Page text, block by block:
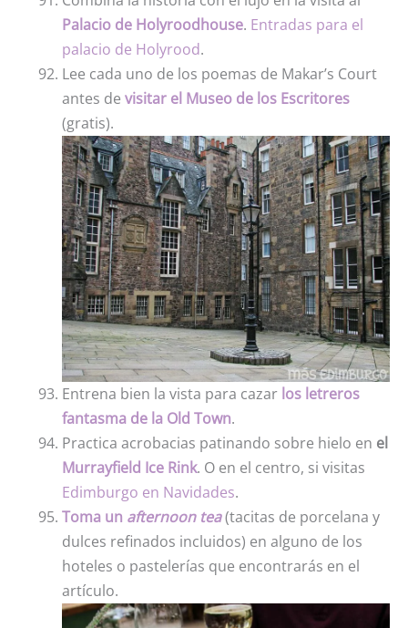
Palacio de Holyroodhouse. Entradas para el
palacio de Holyrood.
Lee cada uno de los poemas de Makar’s Court
antes de visitar el Museo de los Escritores
(gratis).
Entrena bien la vista para cazar los letreros
fantasma de la Old Town.
Practica acrobacias patinando sobre hielo en el
Murrayfield Ice Rink. O en el centro, si visitas
Edimburgo en Navidades.
Toma un afternoon tea(tacitas de porcelana y
dulces refinados incluidos) en alguno de los
hoteles o pastelerías que encontrarás en el
artículo.